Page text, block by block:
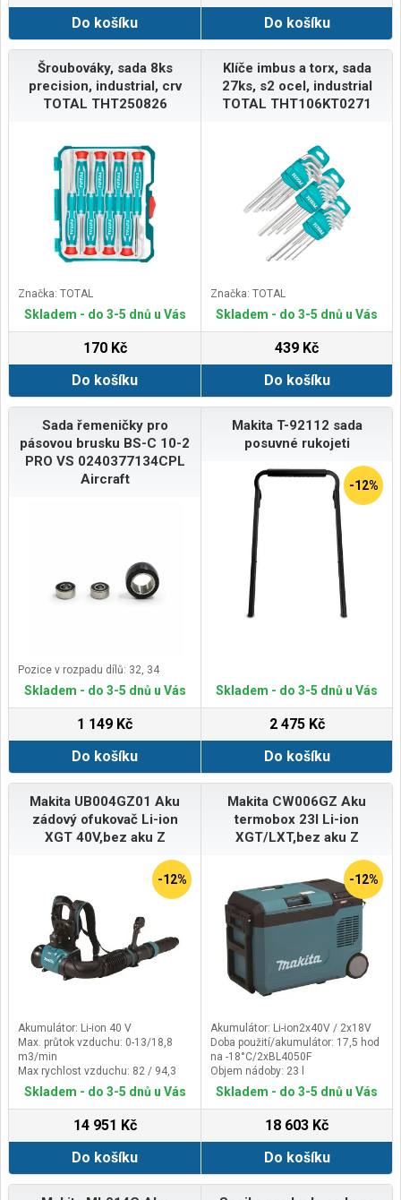
Do košíku
Do košíku
Šroubováky, sada 8ks
precision, industrial, crv
TOTAL THT250826
Značka: TOTAL
Skladem - do 3-5 dnů u Vás
170 Kč
Do košíku
Klíče imbus a torx, sada
27ks, s2 ocel, industrial
TOTAL THT106KT0271
Značka: TOTAL
Skladem - do 3-5 dnů u Vás
439 Kč
Do košíku
Sada řemeničky pro
pásovou brusku BS-C 10-2
PRO VS 0240377134CPL
Aircraft
Pozice v rozpadu dílů: 32, 34
Skladem - do 3-5 dnů u Vás
1 149 Kč
Do košíku
Makita T-92112 sada
posuvné rukojeti
-12%
Skladem - do 3-5 dnů u Vás
2 475 Kč
Do košíku
Makita UB004GZ01 Aku
zádový ofukovač Li-ion
XGT 40V,bez aku Z
-12%
Akumulátor: Li-ion 40 V
Max. průtok vzduchu: 0-13/18,8
m3/min
Max rychlost vzduchu: 82 / 94,3
m/s
Hmotnost: 5,8 / 7,8 kg
Skladem - do 3-5 dnů u Vás
14 951 Kč
Do košíku
Makita CW006GZ Aku
termobox 23l Li-ion
XGT/LXT,bez aku Z
-12%
Akumulátor: Li-ion2x40V / 2x18V
Doba použití/akumulátor: 17,5 hod
na -18°C/2xBL4050F
Objem nádoby: 23 l
Hmotnost: 20,7kg
Skladem - do 3-5 dnů u Vás
18 603 Kč
Do košíku